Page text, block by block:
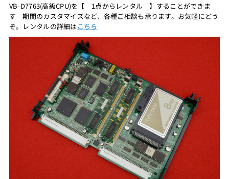
VB-D7763(高級CPU)を【 1点からレンタル 】することができま
す 期間のカスタマイズなど、各種ご相談も承ります。お気軽にどう
ぞ。レンタルの詳細はこちら